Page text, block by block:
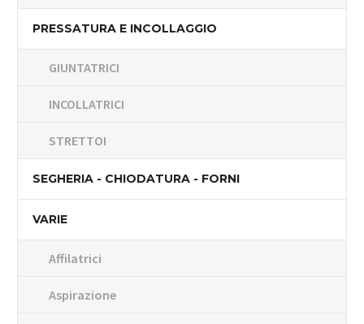
PRESSATURA E INCOLLAGGIO
GIUNTATRICI
INCOLLATRICI
STRETTOI
SEGHERIA - CHIODATURA - FORNI
VARIE
Affilatrici
Aspirazione